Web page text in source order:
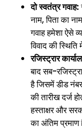
दो स्वतंत्र गवाह:
नाम, पिता का
गवाह हमेशा ऐसे
विवाद की
रजिस्ट्रार
बाद सब-
है जिसमें डीड
की तारीख दर्ज
हस्ताक्षर और
का अंतिम प्रमाण